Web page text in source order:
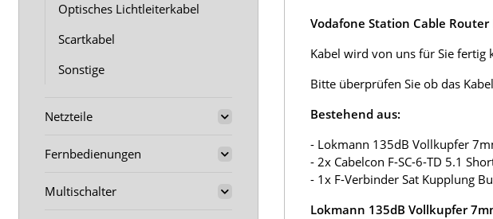
Vodafone Station Cable
Kabel wird von uns für Sie
Bitte überprüfen Sie ob das
Bestehend aus:
- Lokmann 135dB Vollkupfer
- 2x Cabelcon F-SC-6-TD 5.1
- 1x F-Verbinder Sat Kupplung
Lokmann 135dB Vollkupfer
Optisches Lichtleiterkabel
Scartkabel
Sonstige
Netzteile
Fernbedienungen
Multischalter